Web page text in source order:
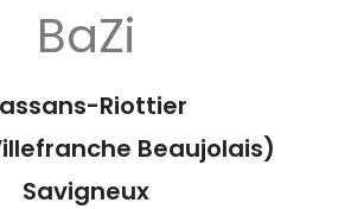
BaZi
Riottier
Beaujolais)
Savigneux